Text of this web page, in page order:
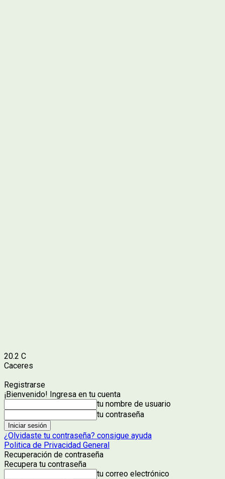
20.2 C
Caceres
Registrarse
¡Bienvenido! Ingresa en tu cuenta
tu nombre de usuario
tu contraseña
¿Olvidaste tu contraseña? consigue ayuda
Politica de Privacidad General
Recuperación de contraseña
Recupera tu contraseña
tu correo electrónico